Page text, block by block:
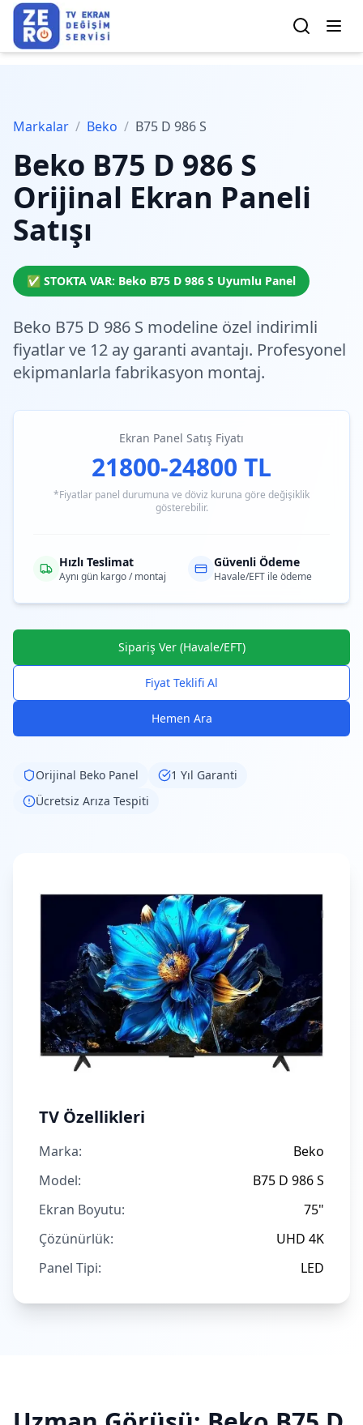
Markalar / Beko / B75 D 986 S
Beko B75 D 986 S
Orijinal Ekran Paneli
Satışı
✅ STOKTA VAR: Beko B75 D 986 S Uyumlu Panel
Beko B75 D 986 S modeline özel indirimli
fiyatlarve 12 ay garanti avantajı. Profesyonel
ekipmanlarla fabrikasyon montaj.
Ekran Panel Satış Fiyatı
21800-24800 TL
*Fiyatlar panel durumuna ve döviz kuruna göre değişiklik
gösterebilir.
Hızlı Teslimat
Aynı gün kargo / montaj
Güvenli Ödeme
Havale/EFT ile ödeme
Sipariş Ver (Havale/EFT)
Fiyat Teklifi Al
Hemen Ara
Orijinal Beko Panel
1 Yıl Garanti
Ücretsiz Arıza Tespiti
TV Özellikleri
Marka:
Beko
Model:
B75 D 986 S
Ekran Boyutu:
75"
Çözünürlük:
UHD 4K
Panel Tipi:
LED